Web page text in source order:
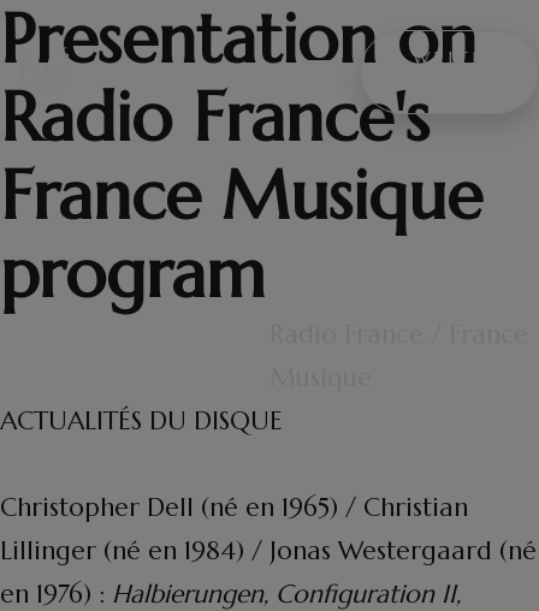
WRITE
Presentation on
Radio France's
France Musique
program
ACTUALITÉS DU DISQUE
Christopher Dell (né en 1965) / Christian
Lillinger (né en 1984) / Jonas Westergaard (né
en 1976) : Halbierungen, Configuration II,